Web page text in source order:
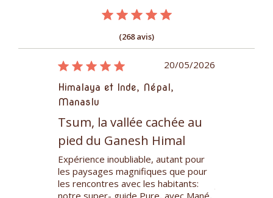
(268 avis)
20/05/2026
Himalaya et Inde, Népal,
Manaslu
Tsum, la vallée cachée au
pied du Ganesh Himal
Expérience inoubliable, autant pour
les paysages magnifiques que pour
les rencontres avec les habitants:
notre super- guide Pure, avec Mané,